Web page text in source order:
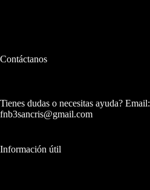
Contáctanos
Tienes dudas o necesitas ayuda? Email:
fnb3sancris@gmail.com
Información útil